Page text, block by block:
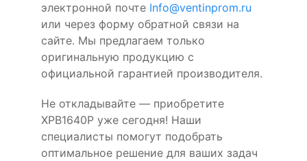
электронной почте Info@ventinprom.ru
или через форму обратной связи на
сайте. Мы предлагаем только
оригинальную продукцию с
официальной гарантией производителя.
Не откладывайте — приобретите
XPB1640P уже сегодня! Наши
специалисты помогут подобрать
оптимальное решение для ваших задач